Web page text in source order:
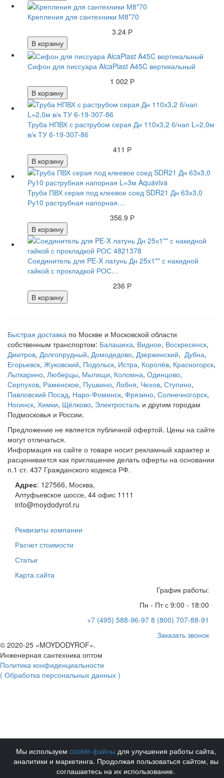
Крепления для сантехники М8*70
3.24 Р
В корзину
Сифон для писсуара AlcaPlast A45C вертикальный
1 002 Р
В корзину
Труба НПВХ с раструбом серая Дн 110х3,2 б/нап L=2,0м
в/к ТУ 6-19-307-86
411 Р
В корзину
Труба ПВХ серая под клеевое соед SDR21 Дн 63х3,0
Ру10 раструбная напорная…
356.9 Р
В корзину
Соединитель для PE-X латунь Дн 25х1"" с накидной
гайкой с прокладкой РОС…
236 Р
В корзину
Быстрая доставка по Москве и Московской области
собственным транспортом: Балашиха, Видное, Воскресенск,
Дмитров, Долгопрудный, Домодедово, Дзержинский, Дубна,
Егорьевск, Жуковский, Подольск, Истра, Королёв, Красногорск,
Лыткарино, Люберцы, Мытищи, Коломна, Одинцово,
Серпухов, Раменское, Пушкино, Лобня, Чехов, Ступино,
Павловский Посад, Наро-Фоминск, Фрязино, Солнечногорск,
Ногинск, Химки, Щёлково, Электросталь и другим городам
Подмосковья и России.
Предложение не является публичной офертой. Цены на сайте
могут отличаться.
Информация на сайте о товаре носит рекламный характер и
расценивается как приглашение делать оферты на основании
п.1 ст. 437 Гражданского кодекса РФ.
Адрес: 127566, Москва,
Алтуфьевское шоссе, 44 офис 1111
info@moydodyrof.ru
Реквизиты компании
Расчет стоимости
Статьи
Карта сайта
График работы:
Пн - Пт с 9:00 - 18:00
+7 (495) 588-96-97 8 (800) 707-88-91
Заказать звонок
© 2020-25 «MOYDODYROF».
Инженерная сантехника оптом
Политика конфиденциальности
( Обработка персональных данных )
Мы используем cookie-файлы для улучшения работы сайта,
аналитики и маркетинга. Продолжая пользоваться сайтом, вы
соглашаетесь на их использование.